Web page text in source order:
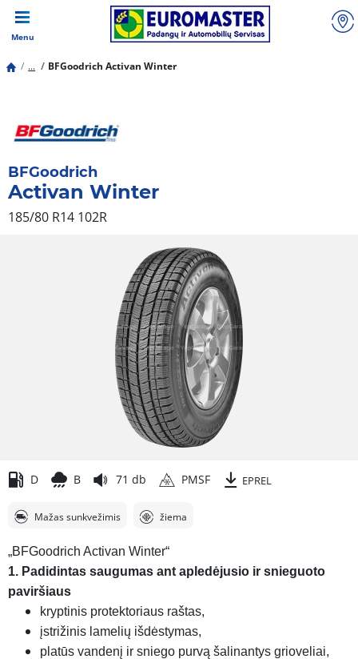
Menu
... BFGoodrich Activan Winter
BFGoodrich
Activan Winter
185/80 R14 102R
D B 71 db PMSF EPREL
Mažas sunkvežimis žiema
„BFGoodrich Activan Winter“
1. Padidintas saugumas ant apledėjusio ir snieguoto
paviršiaus
kryptinis protektoriaus raštas,
įstrižinis lamelių išdėstymas,
platūs vandenį ir sniego purvą šalinantys grioveliai,